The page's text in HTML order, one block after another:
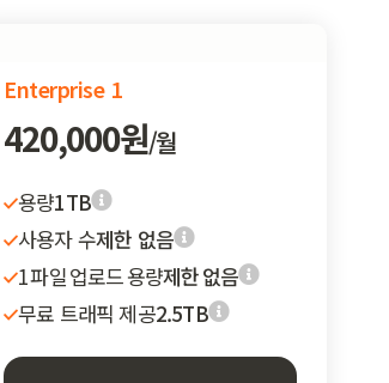
Enterprise 1
420,000원/월
용량1TB
사용자 수제한 없음
1 파일 업로드 용량제한 없음
무료 트래픽 제공2.5TB